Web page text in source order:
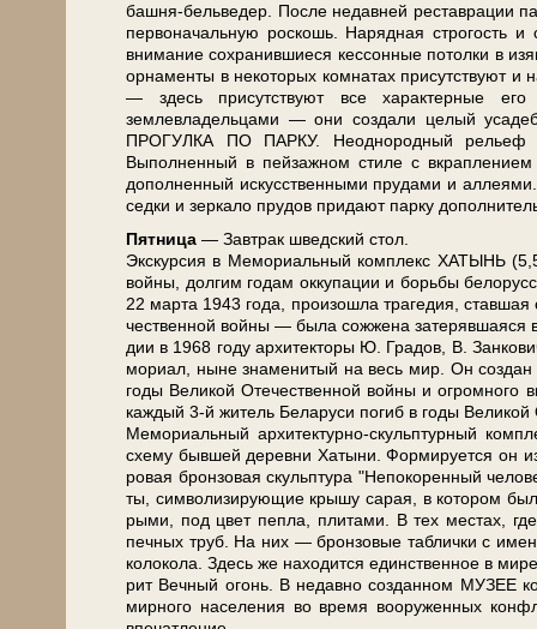
башня-бельведер. После недавней ре­став­ра­ции
первоначальную рос­кошь. Нарядная строгость
вни­ма­ние со­хра­нив­ши­е­ся кес­сон­ные потолки в
орнаменты в не­ко­то­рых комнатах присутствуют
— здесь присутствуют все ха­рак­тер­ные
землевладельцами — они со­зда­ли целый
ПРОГУЛКА ПО ПАРКУ. Неоднородный ре­льеф
Выполненный в пейзажном сти­ле с вкраплением
дополненный искусственными пру­да­ми и
сед­ки и зеркало пру­дов при­да­ют пар­ку
Пят­ни­ца — Завтрак швед­ский стол.
Экс­кур­сия в Ме­мо­ри­аль­ный ком­плекс ХАТЫНЬ
вой­ны, дол­гим го­дам ок­ку­па­ции и борь­бы
22 мар­та 1943 го­да, про­изо­шла тра­ге­дия,
че­ствен­ной вой­ны — бы­ла сож­же­на
дии в 1968 го­ду ар­хи­тек­то­ры Ю. Гра­дов, В.
мо­ри­ал, ны­не зна­ме­ни­тый на весь мир. Он со­здан
го­ды Ве­ли­кой Оте­че­ствен­ной вой­ны и огром­но­го
каж­дый 3-й жи­тель Бе­ла­ру­си по­гиб в го­ды
Ме­мо­ри­аль­ный архитектурно-скульптурный
схе­му быв­шей де­рев­ни Ха­ты­ни. Фор­ми­ру­ет­ся он
ро­вая брон­зо­вая скульп­ту­ра "Не­по­ко­рен­ный
ты, сим­во­ли­зи­ру­ю­щие кры­шу са­рая, в ко­то­ром
ры­ми, под цвет пеп­ла, пли­та­ми. В тех ме­стах,
печ­ных труб. На них — брон­зо­вые таб­лич­ки с
ко­ло­ко­ла. Здесь же на­хо­дит­ся един­ствен­ное в
рит Веч­ный огонь. В не­дав­но со­здан­ном МУЗЕЕ
мирного на­се­ле­ния во вре­мя вооруженных